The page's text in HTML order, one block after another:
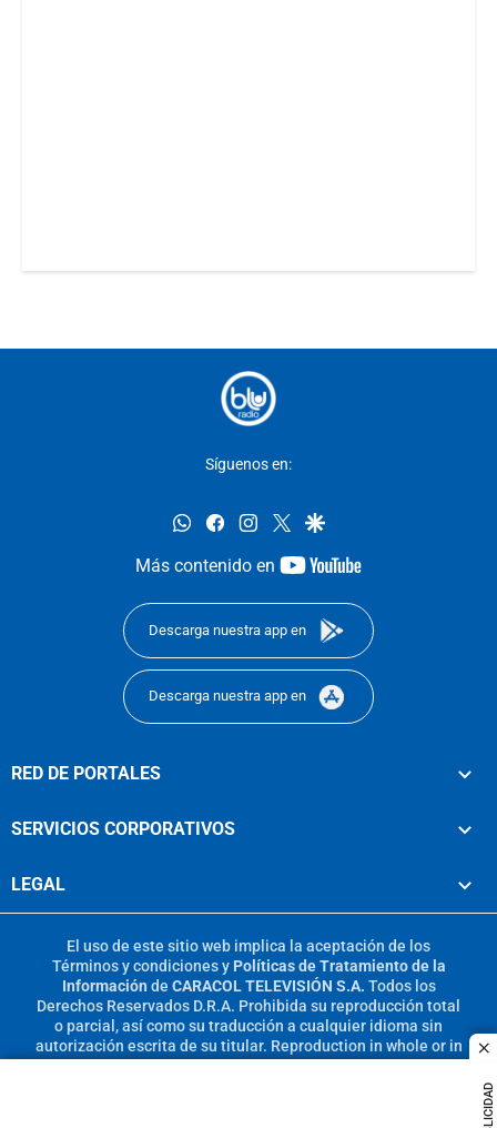
Síguenos en:
whatsappfacebookinstagram
twittergoogle
Más contenido en
youtube-
Descarga nuestra app en
Descarga nuestra app en
RED DE PORTALES
SERVICIOS CORPORATIVOS
LEGAL
El uso de este sitio web implica la aceptación de los
Términos y condicionesy Políticas de Tratamiento de la
Información de CARACOL TELEVISIÓN S.A. Todos los
Derechos Reservados D.R.A. Prohibida su reproducción total
o parcial, así como su traducción a cualquier idioma sin
autorización escrita de su titular. Reproduction in whole or in